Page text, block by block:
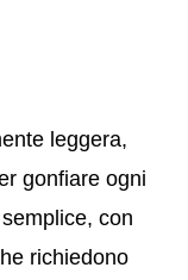
leggera,
gonfiare ogni
con
richiedono